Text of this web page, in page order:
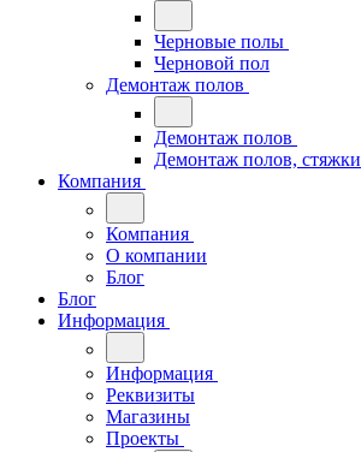
Черновые полы
Черновой пол
Демонтаж полов
Демонтаж полов
Демонтаж полов, стяжки
Компания
Компания
О компании
Блог
Блог
Информация
Информация
Реквизиты
Магазины
Проекты